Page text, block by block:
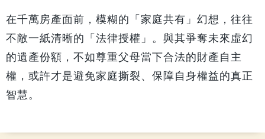
在千萬房產面前，模糊的「家庭共有」幻想，往往
不敵一紙清晰的「法律授權」。與其爭奪未來虛幻
的遺產份額，不如尊重父母當下合法的財產自主
權，或許才是避免家庭撕裂、保障自身權益的真正
智慧。